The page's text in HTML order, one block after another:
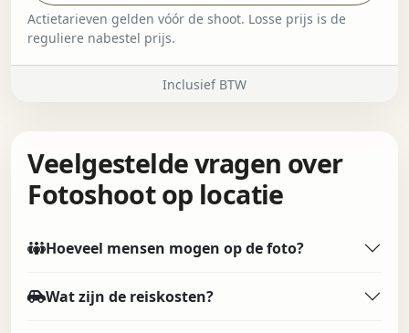
Actietarieven gelden vóór de shoot. Losse prijs is de
reguliere nabestel prijs.
Inclusief BTW
Veelgestelde vragen over
Fotoshoot op locatie
Hoeveel mensen mogen op de foto?
Wat zijn de reiskosten?